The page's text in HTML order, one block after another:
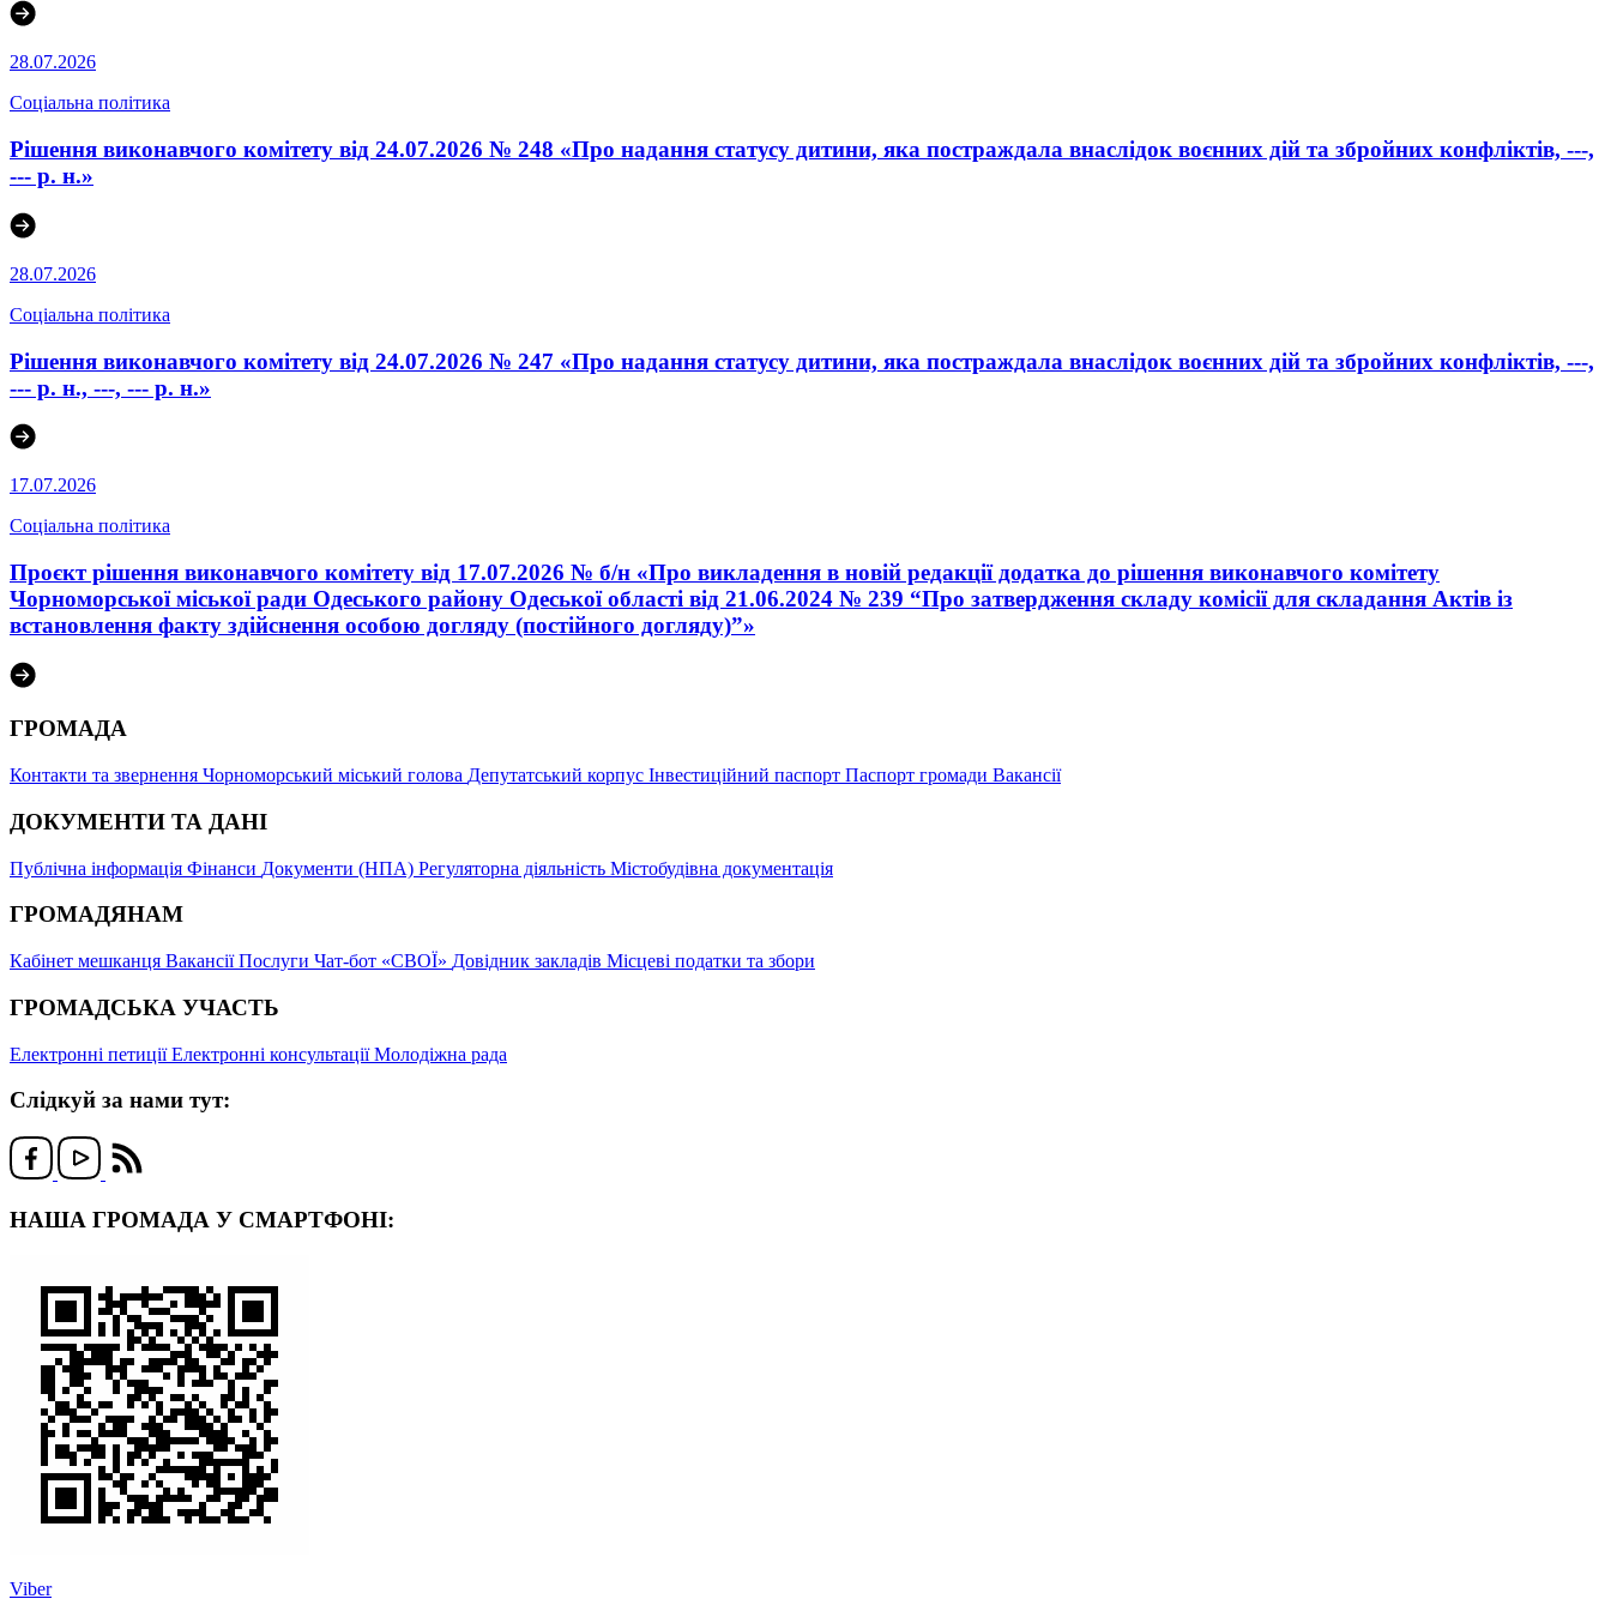
28.07.2026
Соціальна політика
Рішення виконавчого комітету від 24.07.2026 № 248 «Про надання статусу дитини, яка постраждала внаслідок воєнних дій та збройних конфліктів, ---,
--- р. н.»
28.07.2026
Соціальна політика
Рішення виконавчого комітету від 24.07.2026 № 247 «Про надання статусу дитини, яка постраждала внаслідок воєнних дій та збройних конфліктів, ---,
--- р. н., ---, --- р. н.»
17.07.2026
Соціальна політика
Проєкт рішення виконавчого комітету від 17.07.2026 № б/н «Про викладення в новій редакції додатка до рішення виконавчого комітету
Чорноморської міської ради Одеського району Одеської області від 21.06.2024 № 239 “Про затвердження складу комісії для складання Актів із
встановлення факту здійснення особою догляду (постійного догляду)”»
ГРОМАДА
Контакти та звернення Чорноморський міський голова Депутатський корпус Інвестиційний паспорт Паспорт громади Вакансії
ДОКУМЕНТИ ТА ДАНІ
Публічна інформація Фінанси Документи (НПА) Регуляторна діяльність Містобудівна документація
ГРОМАДЯНАМ
Кабінет мешканця ВакансіїПослуги Чат-бот «СВОЇ» Довідник закладів Місцеві податки та збори
ГРОМАДСЬКА УЧАСТЬ
Електронні петиціїЕлектронні консультаціїМолодіжна рада
Слідкуй за нами тут:
НАША ГРОМАДА У СМАРТФОНІ:
Viber